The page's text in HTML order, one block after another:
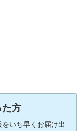
方
いち早くお届け出